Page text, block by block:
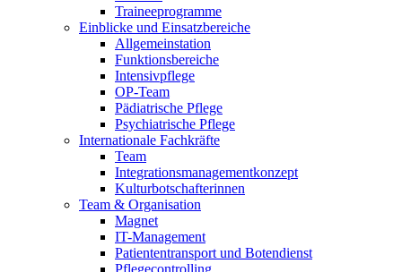
Traineeprogramme
Einblicke und Einsatzbereiche
Allgemeinstation
Funktionsbereiche
Intensivpflege
OP-Team
Pädiatrische Pflege
Psychiatrische Pflege
Internationale Fachkräfte
Team
Integrationsmanagementkonzept
Kulturbotschafterinnen
Team & Organisation
Magnet
IT-Management
Patiententransport und Botendienst